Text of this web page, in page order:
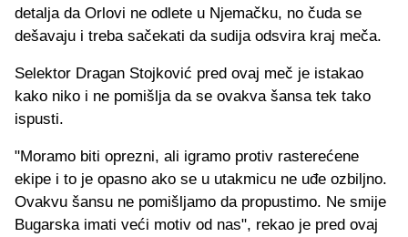
detalja da Orlovi ne odlete u Njemačku, no čuda se
dešavaju i treba sačekati da sudija odsvira kraj meča.
Selektor Dragan Stojković pred ovaj meč je istakao
kako niko i ne pomišlja da se ovakva šansa tek tako
ispusti.
"Moramo biti oprezni, ali igramo protiv rasterećene
ekipe i to je opasno ako se u utakmicu ne uđe ozbiljno.
Ovakvu šansu ne pomišljamo da propustimo. Ne smije
Bugarska imati veći motiv od nas", rekao je pred ovaj